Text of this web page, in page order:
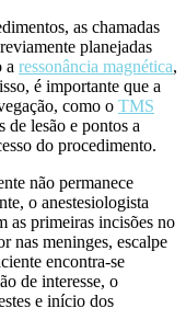
as chamadas
planejadas
a ressonância magnética,
é importante que a
como o TMS
de lesão e pontos a
do procedimento.
não permanece
o anestesiologista
as primeiras incisões no
nas meninges, escalpe
encontra-se
de interesse, o
e início dos